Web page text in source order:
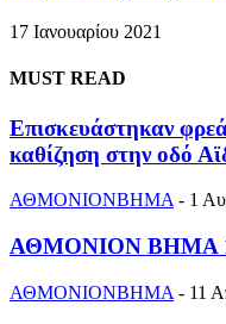
17 Ιανουαρίου 2021
MUST READ
Επισκευάστηκαν
καθίζηση στην οδό
ΑΘΜΟΝΙΟΝΒΗΜΑ - 1
ΑΘΜΟΝΙΟΝ ΒΗΜΑ
ΑΘΜΟΝΙΟΝΒΗΜΑ - 11